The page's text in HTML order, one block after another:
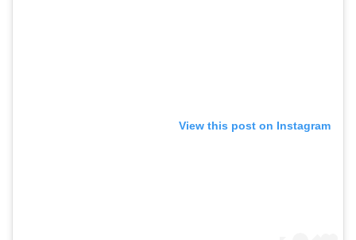
View this post on Instagram